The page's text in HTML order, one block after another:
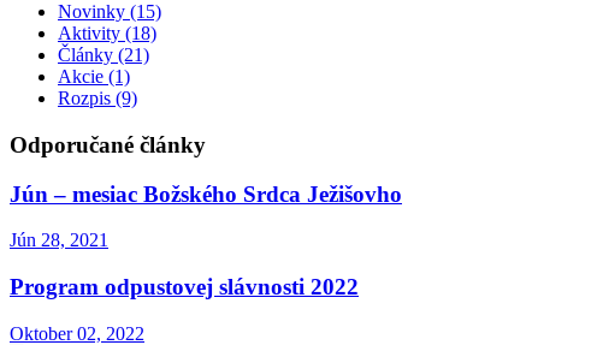
Novinky (15)
Aktivity (18)
Články (21)
Akcie (1)
Rozpis (9)
Odporučané články
Jún – mesiac Božského Srdca Ježišovho
Jún 28, 2021
Program odpustovej slávnosti 2022
Oktober 02, 2022